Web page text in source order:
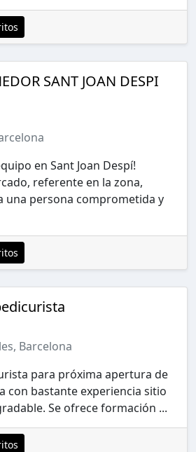
SANT JOAN DESPI
en Sant Joan Despí!
referente en la zona,
una persona comprometida y
Barcelona
para próxima apertura de
con bastante experiencia sitio
Se ofrece formación ...